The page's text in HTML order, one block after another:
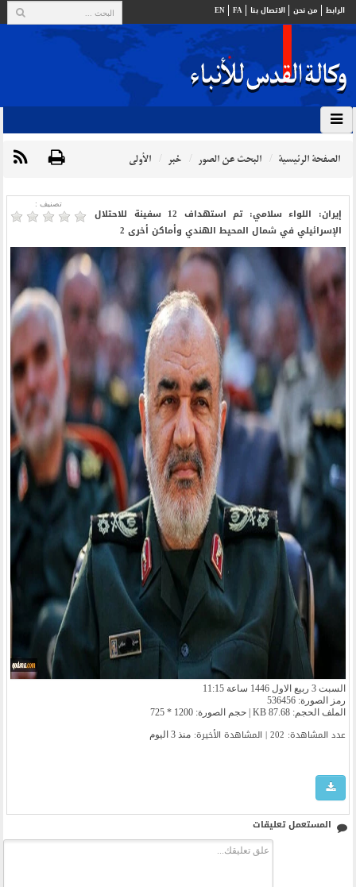
الرابط من نحن الاتصال بنا FA
EN
الصفحة الرئيسية البحث عن الصور خبر الأولي
تصنیف :
إيران: اللواء سلامي: تم استهداف 12 سفينة للاحتلال
الإسرائيلي في شمال المحيط الهندي وأماكن أخرى 2
السبت 3 ربيع الاول 1446 ساعة 11:15
رمز الصورة: 536456
الملف الحجم: 87.68 KB | حجم الصورة: 1200 * 725
عدد المشاهدة: 202 | المشاهدة الأخیرة: منذ 3 اليوم
المستعمل تعليقات